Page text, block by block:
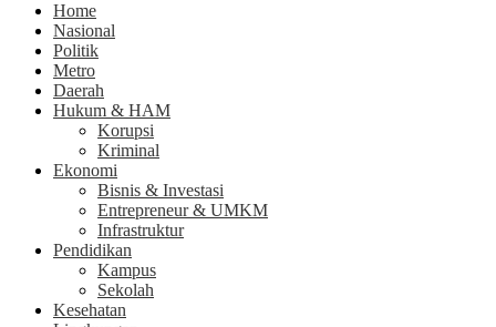
Home
Nasional
Politik
Metro
Daerah
Hukum & HAM
Korupsi
Kriminal
Ekonomi
Bisnis & Investasi
Entrepreneur & UMKM
Infrastruktur
Pendidikan
Kampus
Sekolah
Kesehatan